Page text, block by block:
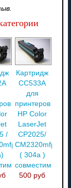
/
Картридж
CC533A
для
принтеров
HP Color
LaserJet
CP2025/
CM2320mfp
( 304a )
совместимый
500 руб